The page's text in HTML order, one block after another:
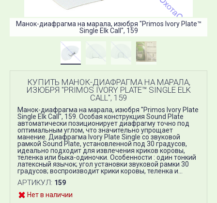
Манок-диафрагма на марала, изюбря "Primos Ivory Plate™
Single Elk Call", 159
КУПИТЬ МАНОК-ДИАФРАГМА НА МАРАЛА,
ИЗЮБРЯ "PRIMOS IVORY PLATE™ SINGLE ELK
CALL", 159
Манок-диафрагма на марала, изюбря "Primos Ivory Plate
Single Elk Call", 159. Особая конструкция Sound Plate
автоматически позиционирует диафрагму точно под
оптимальным углом, что значительно упрощает
манение. Диафрагма Ivory Plate Single со звуковой ​
рамкой Sound Plate, установленной под 30 градусов,
идеально подходит для извлечения криков коровы,
теленка или быка-одиночки. Особенности : один тонкий
латексный язычок; угол установки звуковой рамки 30
градусов; воспроизводит крики коровы, теленка и...
АРТИКУЛ: 159
Нет в наличии